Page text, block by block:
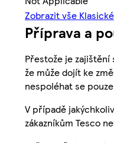
Zobrazit vše
Příprava a
Přestože je
že může dojít ke
nespoléhat se
V případě
zákazníkům Tesco